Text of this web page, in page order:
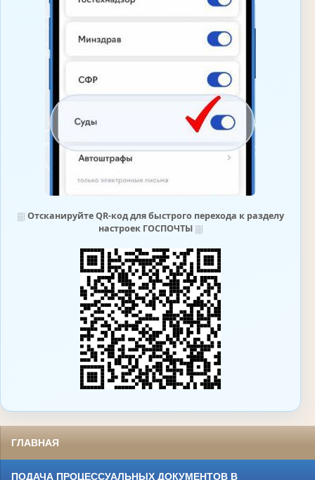
⛆ Отсканируйте QR-код для быстрого перехода к разделу
настроек ГОСПОЧТЫ⛆
ГЛАВНАЯ
ПОДАЧА ПРОЦЕССУАЛЬНЫХ ДОКУМЕНТОВ В